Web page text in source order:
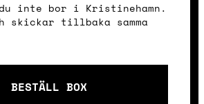
inte bor i Kristinehamn.
skickar tillbaka samma
BESTÄLL BOX